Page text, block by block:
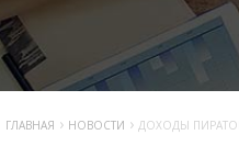
ГЛАВНАЯ › НОВОСТИ › ДОХОДЫ